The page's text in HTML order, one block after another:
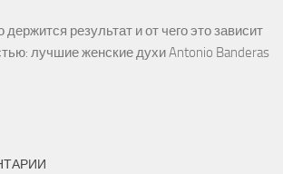
держится результат и от чего это зависит
лучшие женские духи Antonio Banderas